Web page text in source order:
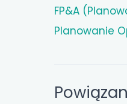
FP&A
Planowanie